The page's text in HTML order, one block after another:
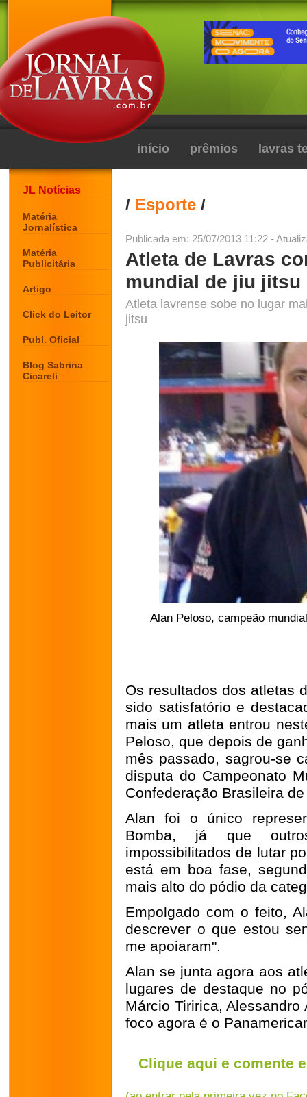
início prêmios lavras
JL Notícias
Matéria
Jornalística
Matéria
Publicitária
Artigo
Click do Leitor
Publ. Oficial
Blog Sabrina
Cicareli
/ Esporte /
Publicada em: 25/07/2013 11:22 -
Atleta de Lavras
mundial de jiu jitsu
Atleta lavrense sobe no lugar
jitsu
Alan Peloso, campeão
Os resultados dos atletas
sido satisfatório e
mais um atleta entrou
Peloso, que depois de
mês passado, sagrou-se
disputa do Campeonato
Confederação Brasileira
Alan foi o único
Bomba, já que
impossibilitados de lutar
está em boa fase,
mais alto do pódio da
Empolgado com o feito,
descrever o que estou
me apoiaram".
Alan se junta agora aos
lugares de destaque no
Márcio Tiririca,
foco agora é o
Clique aqui e comente